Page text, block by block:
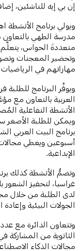
إن بي إيه للناشئين،
ويولي برنامج الأنشطة
مدرسة الطهي بالتعاون
متعددةَ الحواس، يتعلَّم
وتحضير المعجنات
مهاراتهم في الرياضيات
ويوفِّر البرنامج للطلبة
العربية بالتعاون مع
الأنشطة التفاعلية
ويمكن للطلبة الأصغر
برنامج البيت العربي
أسبوعين ويغطي مجالات
الإبداعية.
وتضمُّ الأنشطة كذلك
غراسيا، لتحفيز الشعور
لدى الطلبة من خلال
الجولات البيئية وإعادة
وتتعاون الدائرة مع
الثانوية من المشاركة
مجالات الذكاء